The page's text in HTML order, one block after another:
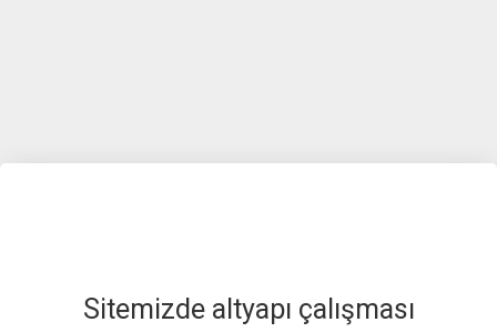
Sitemizde altyapı çalışması